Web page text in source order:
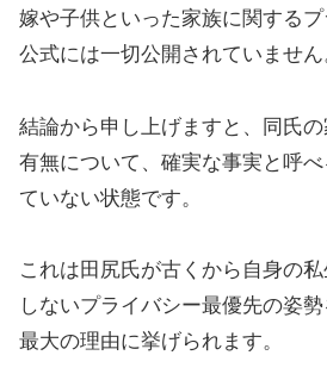
嫁や子供といった家族に関する
公式には一切公開されていません
結論から申し上げますと、同氏
有無について、確実な事実と呼
ていない状態です。
これは田尻氏が古くから自身の
しないプライバシー最優先の姿
最大の理由に挙げられます。